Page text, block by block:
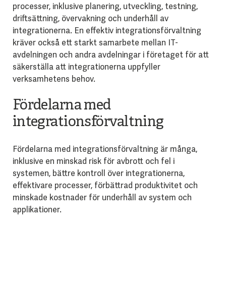
processer, inklusive planering, utveckling, testning,
driftsättning, övervakning och underhåll av
integrationerna. En effektiv integrationsförvaltning
kräver också ett starkt samarbete mellan IT-
avdelningen och andra avdelningar i företaget för att
säkerställa att integrationerna uppfyller
verksamhetens behov.
Fördelarna med
integrationsförvaltning
Fördelarna med integrationsförvaltning är många,
inklusive en minskad risk för avbrott och fel i
systemen, bättre kontroll över integrationerna,
effektivare processer, förbättrad produktivitet och
minskade kostnader för underhåll av system och
applikationer.